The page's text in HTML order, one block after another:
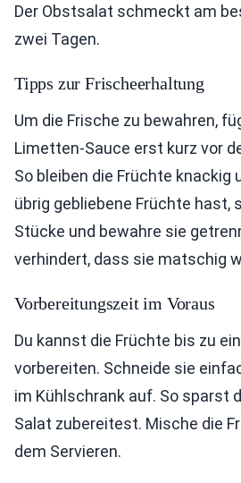
Der Obstsalat schmeckt am
zwei Tagen.
Tipps zur Frischeerhaltung
Um die Frische zu bewahren,
Limetten-Sauce erst kurz vor
So bleiben die Früchte knackig
übrig gebliebene Früchte hast,
Stücke und bewahre sie
verhindert, dass sie matschig
Vorbereitungszeit im Voraus
Du kannst die Früchte bis zu
vorbereiten. Schneide sie
im Kühlschrank auf. So sparst
Salat zubereitest. Mische die
dem Servieren.